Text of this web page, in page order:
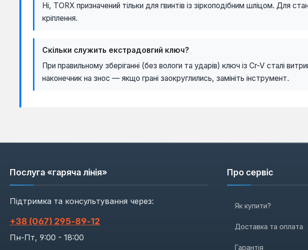
Ні, TORX призначений тільки для гвинтів із зіркоподібним шліцом. Для
кріплення.
Скільки служить екстрадовгий ключ?
При правильному зберіганні (без вологи та ударів) ключ із Cr-V сталі
наконечник на знос — якщо грані заокруглились, замініть інструмент.
Послуга «гаряча лінія»
Підтримка та консультування через:
+38 (067) 295‑89‑12
Пн-Пт, 9:00 - 18:00
Про сервіс
Як купити?
Доставка та оплата
Гарантія